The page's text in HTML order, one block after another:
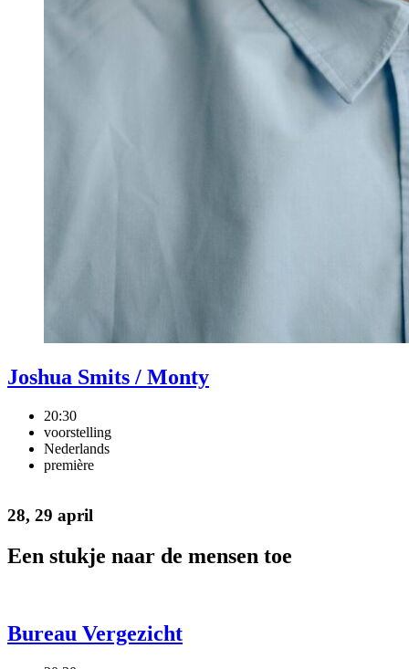
Joshua Smits / Monty
20:30
voorstelling
Nederlands
première
28, 29 april
Een stukje naar de mensen toe
Bureau Vergezicht